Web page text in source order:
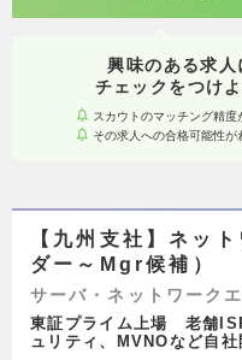
興味のある求人
チェックをつけ
スカウトのマッチング精度
その求人への合格可能性が
【九州支社】ネッ
ダー～Mgr候補）
サーバ・ネットワーク
東証プライム上場 老舗
ュリティ、MVNOなど自